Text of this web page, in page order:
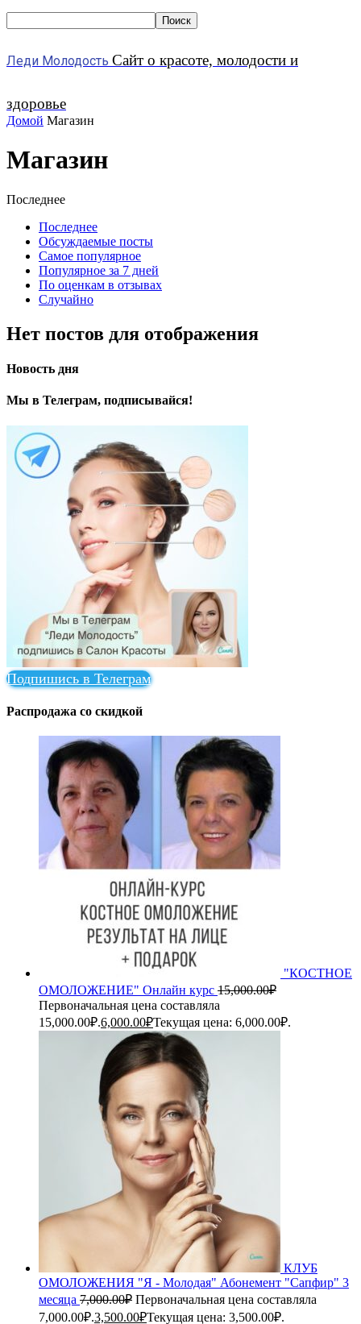
Леди Молодость Сайт о красоте, молодости и
здоровье
Домой Магазин
Магазин
Последнее
Последнее
Обсуждаемые посты
Самое популярное
Популярное за 7 дней
По оценкам в отзывах
Случайно
Нет постов для отображения
Новость дня
Мы в Телеграм, подписывайся!
Подпишись в Телеграм
Распродажа со скидкой
"КОСТНОЕ
ОМОЛОЖЕНИЕ" Онлайн курс 15,000.00₽
Первоначальная цена составляла
15,000.00₽.6,000.00₽Текущая цена: 6,000.00₽.
КЛУБ
ОМОЛОЖЕНИЯ "Я - Молодая" Абонемент "Сапфир" 3
месяца 7,000.00₽ Первоначальная цена составляла
7,000.00₽.3,500.00₽Текущая цена: 3,500.00₽.